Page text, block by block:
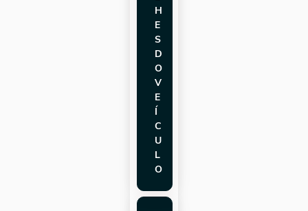
H
E
S
D
O
V
E
Í
C
U
L
O